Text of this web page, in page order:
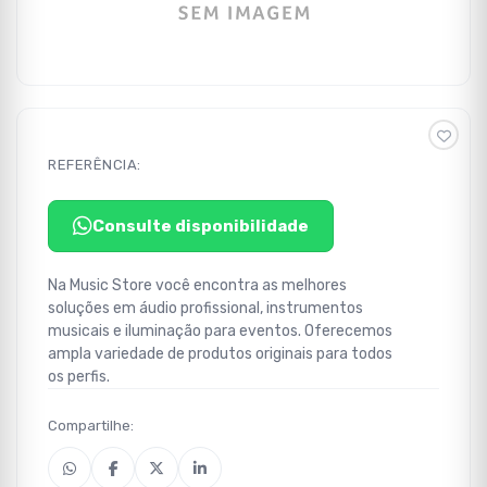
REFERÊNCIA:
Consulte disponibilidade
Na Music Store você encontra as melhores
soluções em áudio profissional, instrumentos
musicais e iluminação para eventos. Oferecemos
ampla variedade de produtos originais para todos
os perfis.
Compartilhe: